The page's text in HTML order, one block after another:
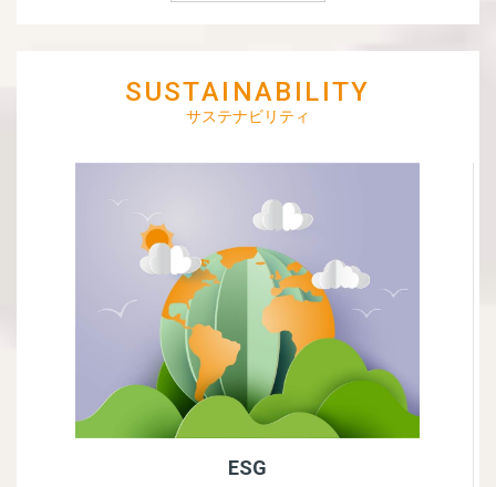
SUSTAINABILITY
サステナビリティ
ESG